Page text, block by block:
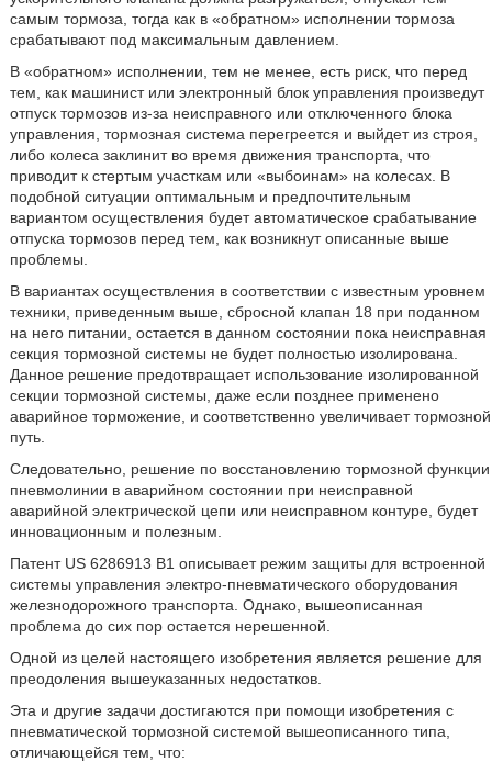
самым тормоза, тогда как в «обратном» исполнении тормоза
срабатывают под максимальным давлением.
В «обратном» исполнении, тем не менее, есть риск, что перед
тем, как машинист или электронный блок управления произведут
отпуск тормозов из-за неисправного или отключенного блока
управления, тормозная система перегреется и выйдет из строя,
либо колеса заклинит во время движения транспорта, что
приводит к стертым участкам или «выбоинам» на колесах. В
подобной ситуации оптимальным и предпочтительным
вариантом осуществления будет автоматическое срабатывание
отпуска тормозов перед тем, как возникнут описанные выше
проблемы.
В вариантах осуществления в соответствии с известным уровнем
техники, приведенным выше, сбросной клапан 18 при поданном
на него питании, остается в данном состоянии пока неисправная
секция тормозной системы не будет полностью изолирована.
Данное решение предотвращает использование изолированной
секции тормозной системы, даже если позднее применено
аварийное торможение, и соответственно увеличивает тормозной
путь.
Следовательно, решение по восстановлению тормозной функции
пневмолинии в аварийном состоянии при неисправной
аварийной электрической цепи или неисправном контуре, будет
инновационным и полезным.
Патент US 6286913 В1 описывает режим защиты для встроенной
системы управления электро-пневматического оборудования
железнодорожного транспорта. Однако, вышеописанная
проблема до сих пор остается нерешенной.
Одной из целей настоящего изобретения является решение для
преодоления вышеуказанных недостатков.
Эта и другие задачи достигаются при помощи изобретения с
пневматической тормозной системой вышеописанного типа,
отличающейся тем, что: